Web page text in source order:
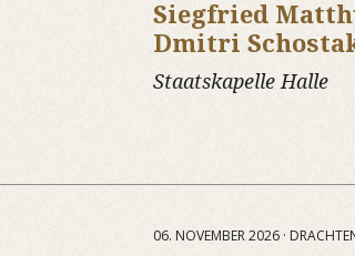
Siegfried
Dmitri
Staatskapelle Halle
06. NOVEMBER 2026 ·